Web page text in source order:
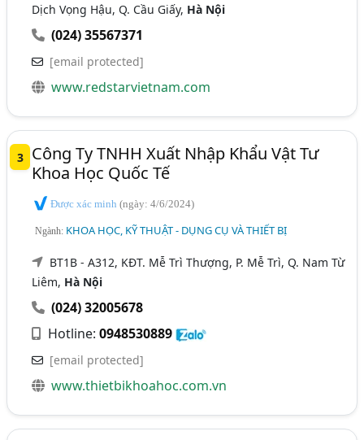
Dịch Vọng Hậu, Q. Cầu Giấy, Hà Nội
(024) 35567371
[email protected]
www.redstarvietnam.com
3
Công Ty TNHH Xuất Nhập Khẩu Vật Tư
Khoa Học Quốc Tế
Được xác minh(ngày: 4/6/2024)
Ngành: KHOA HỌC, KỸ THUẬT - DỤNG CỤ VÀ THIẾT BỊ
BT1B - A312, KĐT. Mễ Trì Thượng, P. Mễ Trì, Q. Nam Từ
Liêm, Hà Nội
(024) 32005678
Hotline:0948530889
[email protected]
www.thietbikhoahoc.com.vn